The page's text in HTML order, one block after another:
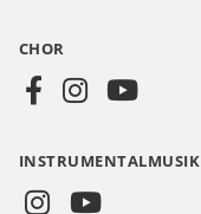
CH
CHOR
INSTRUMENTALMUSIK